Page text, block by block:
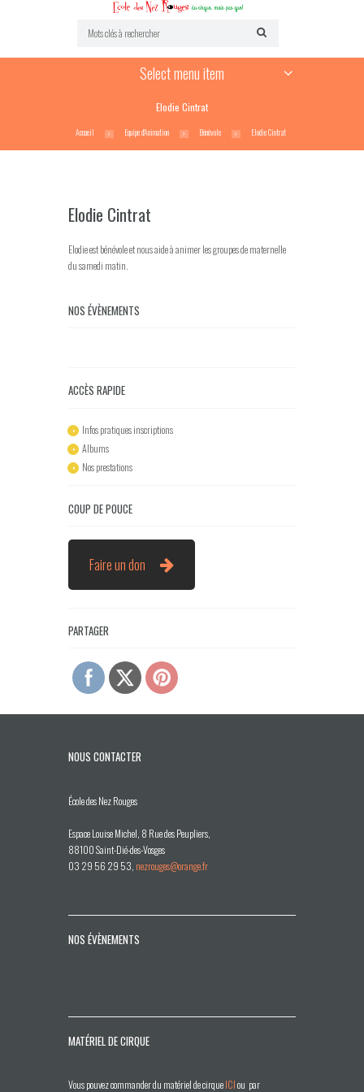
Select menu item
Elodie Cintrat
Accueil Equipe d'Animation Bénévole Elodie Cintrat
Elodie Cintrat
Elodie est bénévole et nous aide à animer les groupes de maternelle
du samedi matin.
NOS ÉVÈNEMENTS
ACCÈS RAPIDE
Infos pratiques inscriptions
Albums
Nos prestations
COUP DE POUCE
Faire un don
PARTAGER
NOUS CONTACTER
École des Nez Rouges
Espace Louise Michel, 8 Rue des Peupliers,
88100 Saint-Dié-des-Vosges
03 29 56 29 53, nezrouges@orange.fr
NOS ÉVÈNEMENTS
MATÉRIEL DE CIRQUE
Vous pouvez commander du matériel de cirqueICIou par